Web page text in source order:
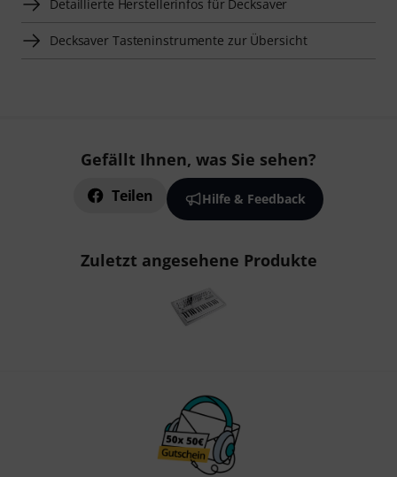
Detaillierte Herstellerinfos für Decksaver
Decksaver Tasteninstrumente zur Übersicht
Gefällt Ihnen, was Sie sehen?
Teilen Hilfe & Feedback
Zuletzt angesehene Produkte